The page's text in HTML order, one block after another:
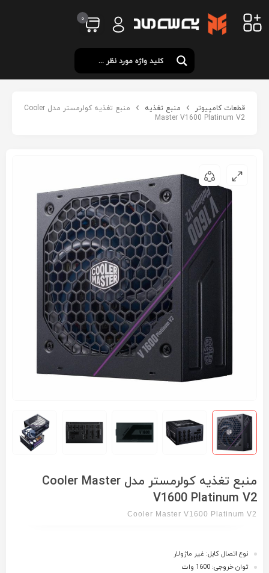
0
قطعات کامپیوتر منبع تغذیه
منبع تغذیه کولرمستر مدل Cooler
Master V1600 Platinum V2
منبع تغذیه کولرمستر مدل Cooler Master
V1600 Platinum V2
Cooler Master V1600 Platinum V2
نوع اتصال کابل: غیر ماژولار
توان خروجی: 1600 وات